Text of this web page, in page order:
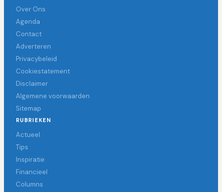
Over Ons
Agenda
Contact
Adverteren
Privacybeleid
Cookiestatement
Disclaimer
Algemene voorwaarden
Sitemap
RUBRIEKEN
Actueel
Tips
Inspiratie
Financieel
Columns